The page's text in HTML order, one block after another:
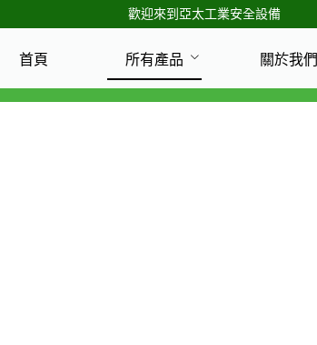
歡迎來到亞太工業安全設備
首頁 所有產品 關於我們